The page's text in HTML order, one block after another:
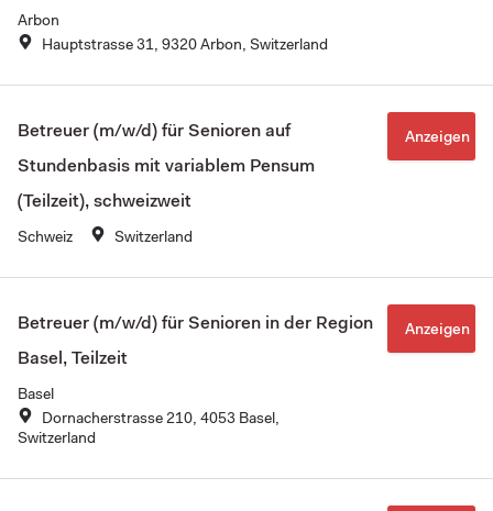
Arbon
Hauptstrasse 31, 9320 Arbon, Switzerland
Betreuer (m/w/d) für Senioren auf
Stundenbasis mit variablem Pensum
(Teilzeit), schweizweit
Schweiz Switzerland
Anzeigen
Betreuer (m/w/d) für Senioren in der Region
Basel, Teilzeit
Basel
Dornacherstrasse 210, 4053 Basel,
Switzerland
Anzeigen